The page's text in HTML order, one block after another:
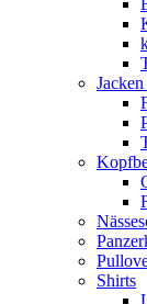
Shirts